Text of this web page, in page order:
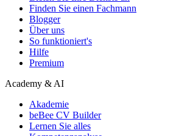
Finden Sie einen Fachmann
Blogger
Über uns
So funktioniert's
Hilfe
Premium
Academy & AI
Akademie
beBee CV Builder
Lernen Sie alles